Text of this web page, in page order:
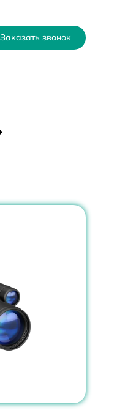
Заказать звонок